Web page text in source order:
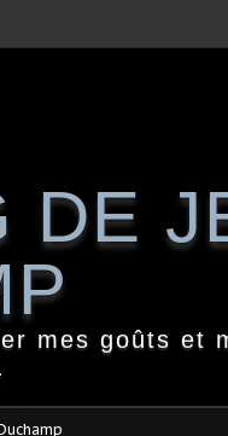
DE
mes goûts et